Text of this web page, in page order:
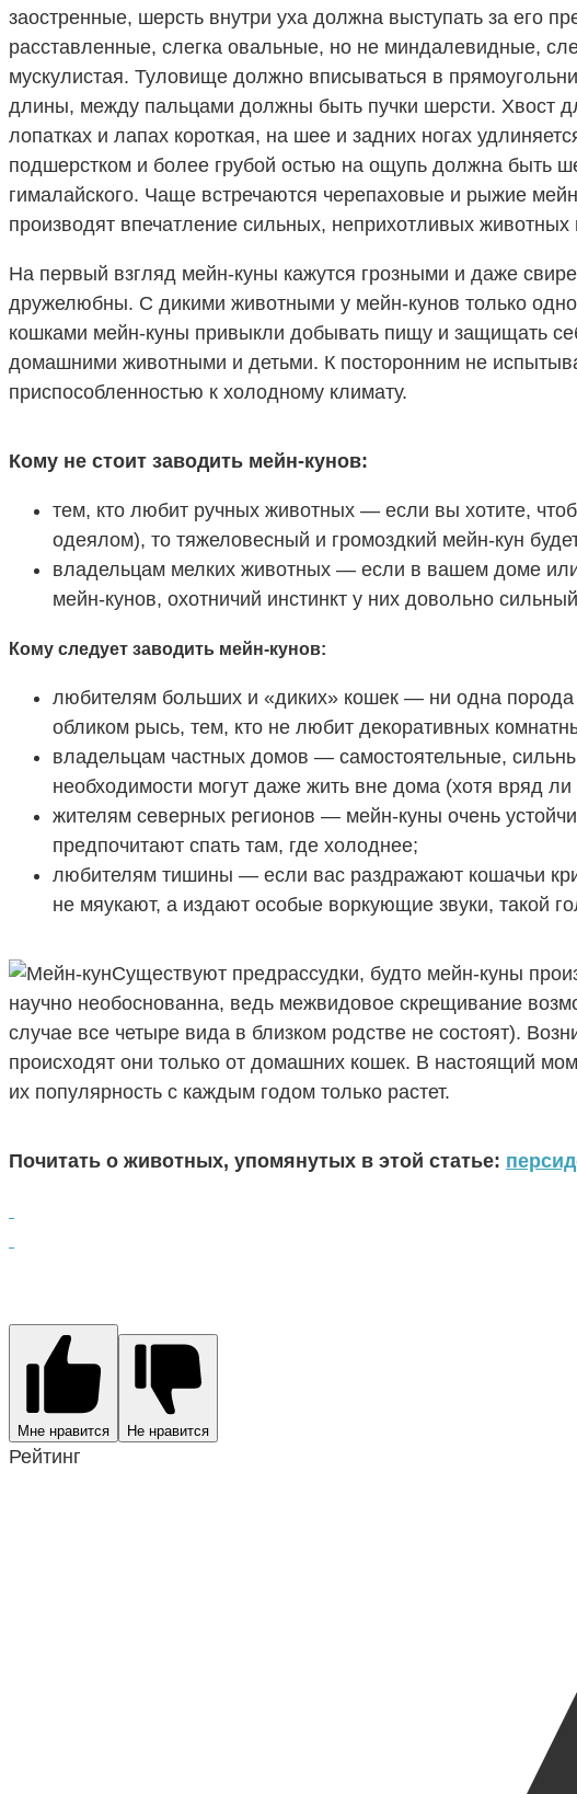
заостренные, шерсть внутри уха должна выступать за его
расставленные, слегка овальные, но не миндалевидные,
мускулистая. Туловище должно вписываться в
длины, между пальцами должны быть пучки шерсти. Хвост
лопатках и лапах короткая, на шее и задних ногах
подшерстком и более грубой остью на ощупь должна быть
гималайского. Чаще встречаются черепаховые и рыжие
производят впечатление сильных, неприхотливых
На первый взгляд мейн-куны кажутся грозными и даже
дружелюбны. С дикими животными у мейн-кунов только
кошками мейн-куны привыкли добывать пищу и защищать
домашними животными и детьми. К посторонним не
приспособленностью к холодному климату.
Кому не стоит заводить мейн-кунов:
тем, кто любит ручных животных — если вы хотите,
одеялом), то тяжеловесный и громоздкий мейн-кун
владельцам мелких животных — если в вашем доме
мейн-кунов, охотничий инстинкт у них довольно
Кому следует заводить мейн-кунов:
любителям больших и «диких» кошек — ни одна порода
обликом рысь, тем, кто не любит декоративных
владельцам частных домов — самостоятельные,
необходимости могут даже жить вне дома (хотя вряд
жителям северных регионов — мейн-куны очень
предпочитают спать там, где холоднее;
любителям тишины — если вас раздражают кошачьи
не мяукают, а издают особые воркующие звуки, такой
Существуют предрассудки, будто мейн-куны
научно необоснованна, ведь межвидовое скрещивание
случае все четыре вида в близком родстве не состоят).
происходят они только от домашних кошек. В настоящий
их популярность с каждым годом только растет.
Почитать о животных, упомянутых в этой статье:
Мне нравится Не нравится
Рейтинг